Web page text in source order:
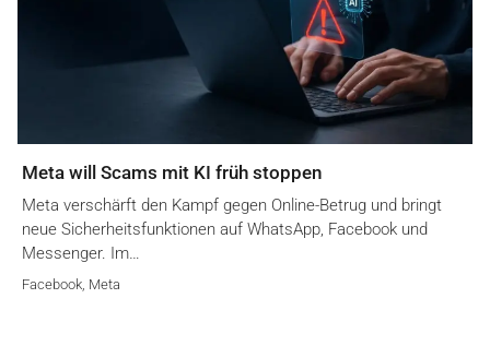
Meta will Scams mit KI früh stoppen
Meta verschärft den Kampf gegen Online-Betrug und bringt
neue Sicherheitsfunktionen auf WhatsApp, Facebook und
Messenger. Im…
Facebook Meta